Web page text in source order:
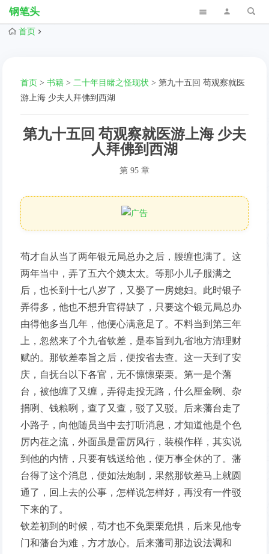
钢笔头
首页
首页 >书籍 >二十年目睹之怪现状 >第九十五回 苟观察就医
游上海 少夫人拜佛到西湖
第九十五回 苟观察就医游上海 少夫
人拜佛到西湖
第 95 章
苟才自从当了两年银元局总办之后，腰缠也满了。这
两年当中，弄了五六个姨太太。等那小儿子服满之
后，也长到十七八岁了，又娶了一房媳妇。此时银子
弄得多，他也不想升官得缺了，只要这个银元局总办
由得他多当几年，他便心满意足了。不料当到第三年
上，忽然来了个九省钦差，是奉旨到九省地方清理财
赋的。那钦差奉旨之后，便按省去查。这一天到了安
庆，自抚台以下各官，无不懔懔栗栗。第一是个藩
台，被他缠了又缠，弄得走投无路，什么厘金咧、杂
捐咧、钱粮咧，查了又查，驳了又驳。后来藩台走了
小路子，向他随员当中去打听消息，才知道他是个色
厉内荏之流，外面虽是雷厉风行，装模作样，其实说
到他的内情，只要有钱送给他，便万事全休的了。藩
台得了这个消息，便如法炮制，果然那钦差马上就圆
通了，回上去的公事，怎样说怎样好，再没有一件驳
下来的了。
钦差初到的时候，苟才也不免栗栗危惧，后来见他专
门和藩台为难，方才放心。后来藩司那边设法调和